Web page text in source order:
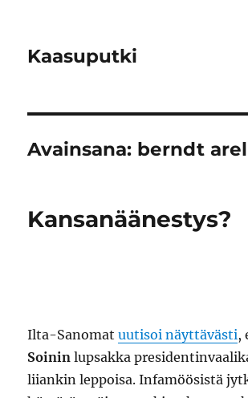
Kaasuputki
Avainsana: berndt
Kansanäänestys?
Ilta-Sanomatuutisoi näyttävästi,
Soinin lupsakka
liiankin leppoisa. Infamöösistä